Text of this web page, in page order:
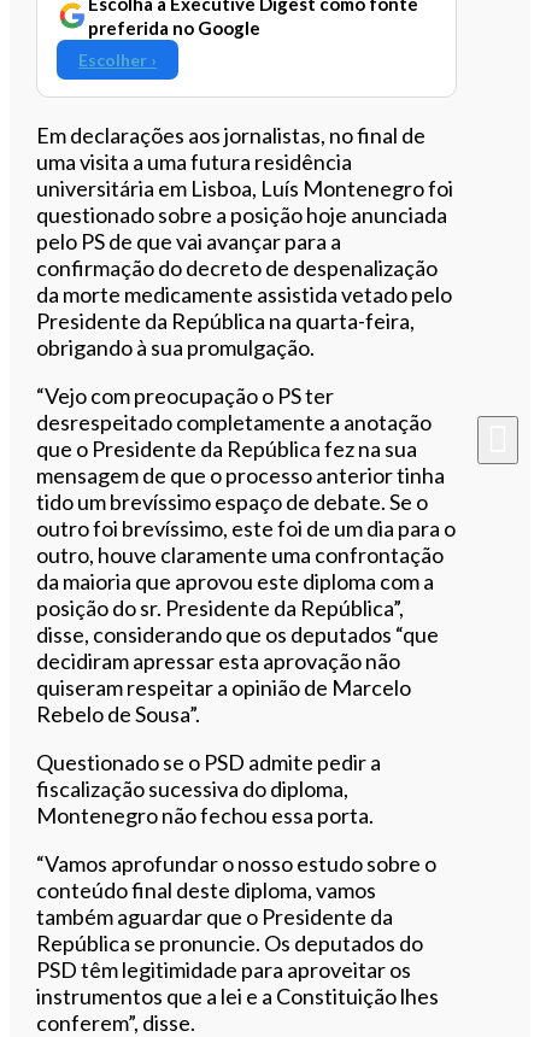
preferida no Google
Escolher ›
Em declarações aos jornalistas, no final de
uma visita a uma futura residência
universitária em Lisboa, Luís Montenegro foi
questionado sobre a posição hoje anunciada
pelo PS de que vai avançar para a
confirmação do decreto de despenalização
da morte medicamente assistida vetado pelo
Presidente da República na quarta-feira,
obrigando à sua promulgação.
“Vejo com preocupação o PS ter
desrespeitado completamente a anotação
que o Presidente da República fez na sua
mensagem de que o processo anterior tinha
tido um brevíssimo espaço de debate. Se o
outro foi brevíssimo, este foi de um dia para o
outro, houve claramente uma confrontação
da maioria que aprovou este diploma com a
posição do sr. Presidente da República”,
disse, considerando que os deputados “que
decidiram apressar esta aprovação não
quiseram respeitar a opinião de Marcelo
Rebelo de Sousa”.
Questionado se o PSD admite pedir a
fiscalização sucessiva do diploma,
Montenegro não fechou essa porta.
“Vamos aprofundar o nosso estudo sobre o
conteúdo final deste diploma, vamos
também aguardar que o Presidente da
República se pronuncie. Os deputados do
PSD têm legitimidade para aproveitar os
instrumentos que a lei e a Constituição lhes
conferem”, disse.